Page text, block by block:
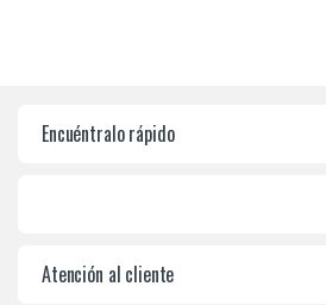
Encuéntralo rápido
Atención al cliente